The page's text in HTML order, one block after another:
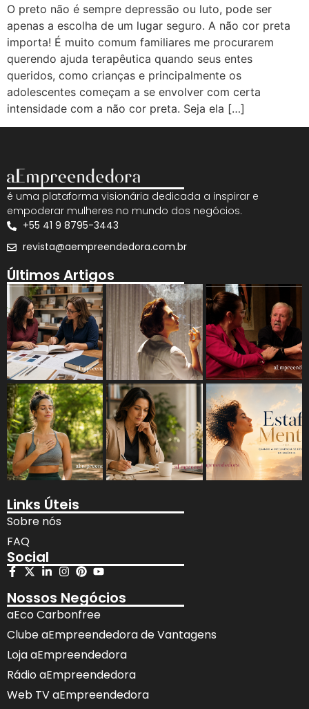
O preto não é sempre depressão ou luto, pode ser
apenas a escolha de um lugar seguro. A não cor preta
importa! É muito comum familiares me procurarem
querendo ajuda terapêutica quando seus entes
queridos, como crianças e principalmente os
adolescentes começam a se envolver com certa
intensidade com a não cor preta. Seja ela […]
é uma plataforma visionária dedicada a inspirar e
empoderar mulheres no mundo dos negócios.
+55 41 9 8795-3443
revista@aempreendedora.com.br
Últimos Artigos
Links Úteis
Sobre nós
FAQ
Social
Nossos Negócios
aEco Carbonfree
Clube aEmpreendedora de Vantagens
Loja aEmpreendedora
Rádio aEmpreendedora
Web TV aEmpreendedora